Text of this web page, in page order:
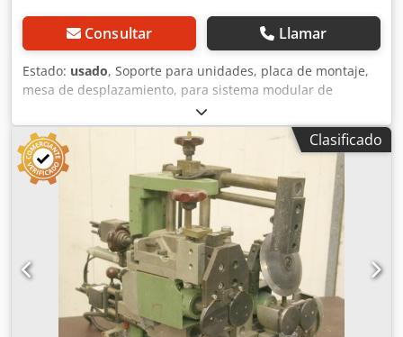
Consultar Llamar
Estado: usado, Soporte para unidades, placa de montaje,
mesa de desplazamiento, para sistema modular de
unidades, unidad de procesamiento de formatos, unidad
de mecanizado, unidad de fresado, unidad de fresado de
formas, unidad de fresado de ensamblaje, unidad de
corte, perfiladora de doble extremo, máquina para el
procesamiento de cantos, motor de ranurado, motor de
mecanizado, motor de fresado para máquina de
procesamiento de cantos -Soporte para unidades HOMAG
para unidades de fresado -Con guía robusta -Desplazable
lateralmente -Con contador -Altura de la mesa: 278 mm -
Superficie de la mesa: 1600 x 295 mm -Grosor de la mesa:
18 mm -Precio: por unidad Codpfsb Uhn Ujx Am Toha -
Cantidad: 2 unidades disponibles -Dimensiones:
Clasificado